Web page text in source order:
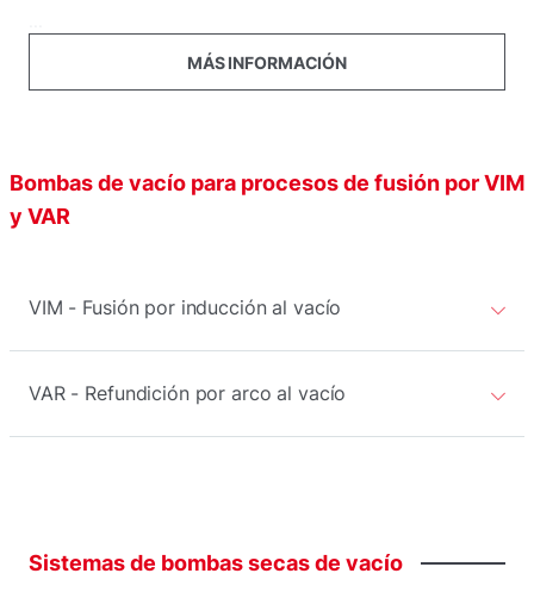
MÁS INFORMACIÓN
Bombas de vacío para procesos de fusión por VIM
y VAR
VIM - Fusión por inducción al vacío
VAR - Refundición por arco al vacío
Sistemasde bombassecasde vacío